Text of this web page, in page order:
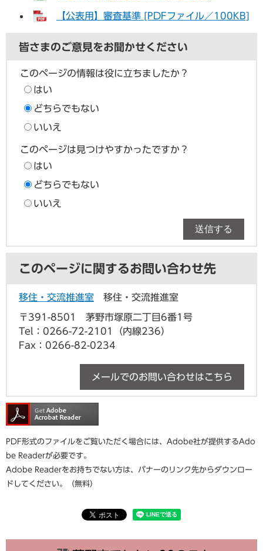
【公表用】審査基準 [PDFファイル／100KB]
皆さまのご意見をお聞かせください
このページの情報は役に立ちましたか？
はい
どちらでもない
いいえ
このページは見つけやすかったですか？
はい
どちらでもない
いいえ
このページに関するお問い合わせ先
移住・交流推進室 移住・交流推進室
〒391-8501
茅野市塚原二丁目6番1号
Tel：0266-72-2101（内線236）
Fax：0266-82-0234
メールでのお問い合わせはこちら
PDF形式のファイルをご覧いただく場合には、Adobe社が提供するAdo
be Readerが必要です。
Adobe Readerをお持ちでない方は、バナーのリンク先からダウンロー
ドしてください。（無料）